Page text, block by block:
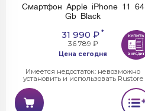
Смартфон Apple iPhone 11 64
Gb Black
31 990 ₽ *
36 789 ₽
Цена сегодня
Имеется недостаток: невозможно
установить и использовать Rustore